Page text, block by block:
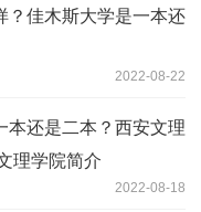
？佳木斯大学是一本还
2022-08-22
本还是二本？西安文理
理学院简介
2022-08-18